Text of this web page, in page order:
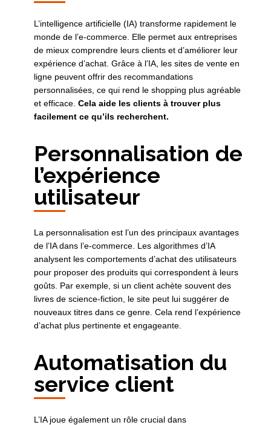
L’intelligence artificielle (IA) transforme rapidement le
monde de l’e-commerce. Elle permet aux entreprises
de mieux comprendre leurs clients et d’améliorer leur
expérience d’achat. Grâce à l’IA, les sites de vente en
ligne peuvent offrir des recommandations
personnalisées, ce qui rend le shopping plus agréable
et efficace. Cela aide les clients à trouver plus
facilement ce qu’ils recherchent.
Personnalisation de
l’expérience
utilisateur
La personnalisation est l’un des principaux avantages
de l’IA dans l’e-commerce. Les algorithmes d’IA
analysent les comportements d’achat des utilisateurs
pour proposer des produits qui correspondent à leurs
goûts. Par exemple, si un client achète souvent des
livres de science-fiction, le site peut lui suggérer de
nouveaux titres dans ce genre. Cela rend l’expérience
d’achat plus pertinente et engageante.
Automatisation du
service client
L’IA joue également un rôle crucial dans